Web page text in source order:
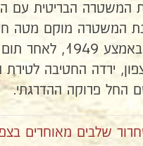
המשטרה הבריטית עם
המשטרה מוקם מטה
אלכסנדרוני. באמצע 1949, לאחר תום
ירדה החטיבה לטירת
החל פרוקה ההדרגתי.
שלבים מאוחרים בצפון